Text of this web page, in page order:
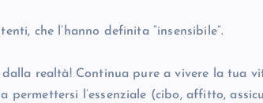
che l’hanno definita “insensibile”.
realtà! Continua pure a vivere la tua
l’essenziale (cibo, affitto,